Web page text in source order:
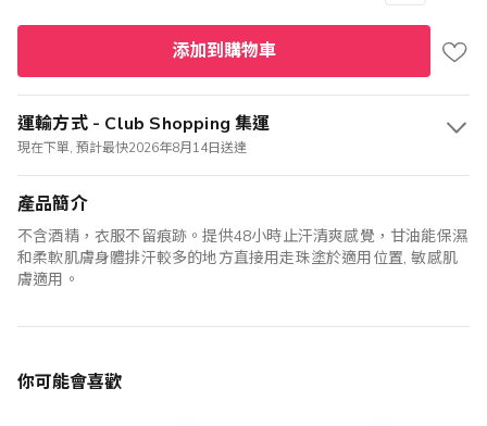
添加到購物車
運輸方式 - Club Shopping 集運
現在下單, 預計最快2026年8月14日送達
產品簡介
不含酒精，衣服不留痕跡。提供48小時止汗清爽感覺，甘油能保濕
和柔軟肌膚身體排汗較多的地方直接用走珠塗於適用位置, 敏感肌
膚適用。
你可能會喜歡